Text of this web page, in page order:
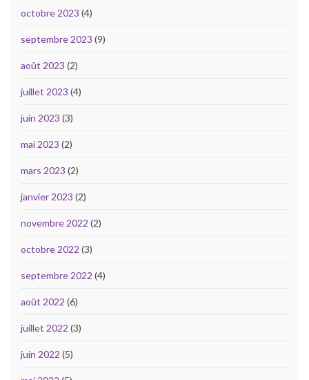
octobre 2023 (4)
septembre 2023 (9)
août 2023 (2)
juillet 2023 (4)
juin 2023 (3)
mai 2023 (2)
mars 2023 (2)
janvier 2023 (2)
novembre 2022 (2)
octobre 2022 (3)
septembre 2022 (4)
août 2022 (6)
juillet 2022 (3)
juin 2022 (5)